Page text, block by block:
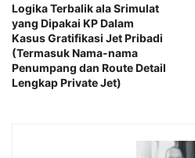
Logika Terbalik ala Srimulat
yang Dipakai KP Dalam
Kasus Gratifikasi Jet Pribadi
(Termasuk Nama-nama
Penumpang dan Route Detail
Lengkap Private Jet)